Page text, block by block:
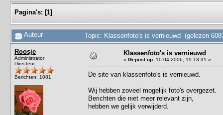
Pagina's: [1]
Auteur Topic: Klassenfoto's is vernieuwd (gelezen
Roosje
Administrator
Directeur
Berichten: 1081
Klassenfoto's is vernieuwd
« Gepost op: 10-04-2006, 19:13:31 »
De site van klassenfoto's is vernieuwd.
Wij hebben zoveel mogelijk foto's overgezet.
Berichten die niet meer relevant zijn,
hebben we gelijk verwijderd.